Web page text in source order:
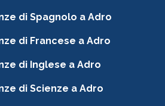
di Spagnolo a Adro
di Francese a Adro
di Inglese a Adro
di Scienze a Adro